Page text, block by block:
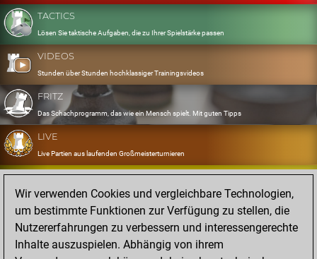
TACTICS
Lösen Sie taktische Aufgaben, die zu Ihrer Spielstärke passen
VIDEOS
Stunden über Stunden hochklassiger Trainingsvideos
FRITZ
Das Schachprogramm, das wie ein Mensch spielt. Mit guten Tipps
LIVE
Live Partien aus laufenden Großmeisterturnieren
OPENINGS
Erfassen und Üben Sie Ihr Eröffnungsrepertoire
DATABASE
Acht Millionen starke Partien
Wir verwenden Cookies und vergleichbare Technologien,
um bestimmte Funktionen zur Verfügung zu stellen, die
Nutzererfahrungen zu verbessern und interessengerechte
Inhalte auszuspielen. Abhängig von ihrem